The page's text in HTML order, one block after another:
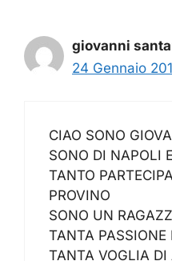
giovanni
24 Gennaio
CIAO SONO
SONO DI NAPOLI
TANTO
PROVINO
SONO UN
TANTA PASSIONE
TANTA VOGLIA DI